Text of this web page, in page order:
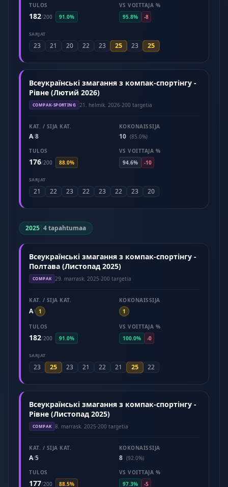
TULOS
182/200 91.0%
VS VOITTAJA %
95.8%
-8
SARJAT
23 21 20 22 23 25 23 25
Всеукраїнські змагання з компак-спортінгу -
Рівне (Лютий 2026)
COMPAK-SPORTING 21. helmik. 2026·200 targetia
KAT. / SIJA KAT.
A/8
KOKONAISSIJA
10 (85.0%)
TULOS
176/200 88.0%
VS VOITTAJA %
94.6%
-10
SARJAT
21 22 23 22 23 22 23 20
2025|4 tapahtumaa
Всеукраїнські змагання з компак-спортінгу -
Полтава (Листопад 2025)
COMPAK 29. marrask. 2025·200 targetia
KAT. / SIJA KAT.
A/ 1
KOKONAISSIJA
1
TULOS
182/200 91.0%
VS VOITTAJA %
100.0%
-0
SARJAT
23 25 23 21 22 21 25 22
Всеукраїнські змагання з компак-спортінгу -
Рівне (Листопад 2025)
COMPAK 8. marrask. 2025·200 targetia
KAT. / SIJA KAT.
A/5
KOKONAISSIJA
8 (92.0%)
TULOS
177/200 88.5%
VS VOITTAJA %
97.3%
-5